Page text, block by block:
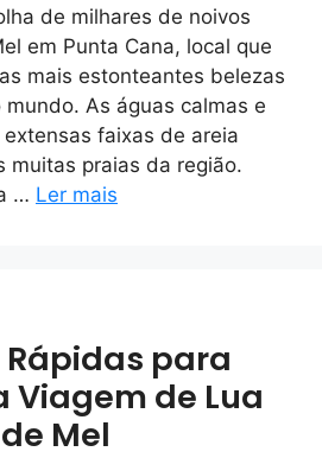
de milhares de noivos
em Punta Cana, local que
mais estonteantes belezas
As águas calmas e
faixas de areia
muitas praias da região.
… Ler mais
Rápidas para
Viagem de Lua
de Mel